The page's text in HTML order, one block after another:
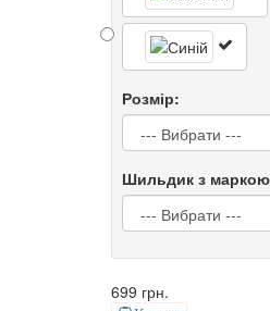
Розмір:
Шильдик з
699 грн.